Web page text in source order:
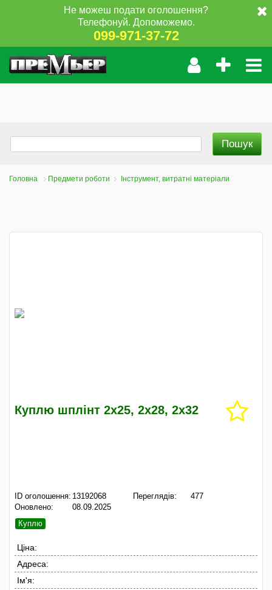
Не можеш подати оголошення?
Телефонуй. Допоможемо.
099-971-37-72
Головна Предмети роботи Інструмент, витратні матеріали
Куплю шплінт 2х25, 2х28, 2х32
ID оголошення: 13192068
Оновлено:
08.09.2025
Переглядів: 477
Куплю
Ціна:
Адреса:
Ім'я: